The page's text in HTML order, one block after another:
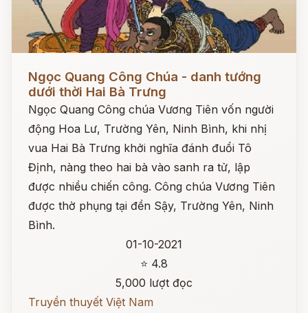
Ngọc Quang Công Chúa - danh tướng
dưới thời Hai Bà Trưng
Ngọc Quang Công chúa Vương Tiên vốn người
động Hoa Lư, Trường Yên, Ninh Bình, khi nhị
vua Hai Bà Trưng khởi nghĩa đánh đuổi Tô
Định, nàng theo hai bà vào sanh ra tử, lập
được nhiều chiến công. Công chúa Vương Tiên
được thờ phụng tại đền Sậy, Trường Yên, Ninh
Bình.
01-10-2021
⭐ 4.8
5,000 lượt đọc
Truyền thuyết Việt Nam